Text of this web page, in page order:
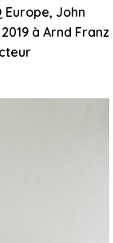
John
à Arnd Franz